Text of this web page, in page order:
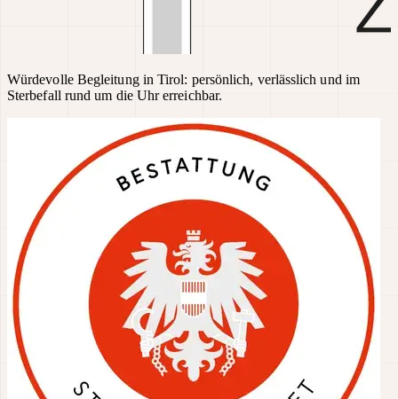
Würdevolle Begleitung in Tirol: persönlich, verlässlich und im
Sterbefall rund um die Uhr erreichbar.